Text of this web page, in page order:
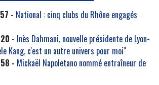
- National : cinq clubs du Rhône engagés
- Inès Dahmani, nouvelle présidente de Lyon-
Kang, c'est un autre univers pour moi"
- Mickaël Napoletano nommé entraîneur de